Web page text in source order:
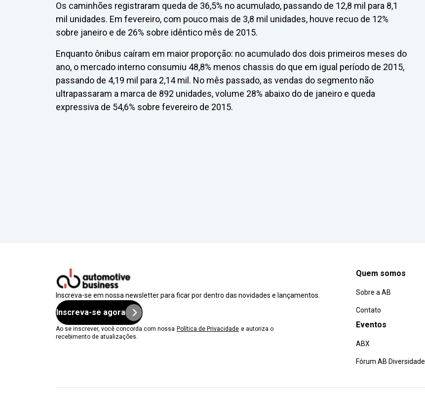
Os caminhões registraram queda de 36,5% no acumulado, passando de 12,8 mil para 8,1
mil unidades. Em fevereiro, com pouco mais de 3,8 mil unidades, houve recuo de 12%
sobre janeiro e de 26% sobre idêntico mês de 2015.
Enquanto ônibus caíram em maior proporção: no acumulado dos dois primeiros meses do
ano, o mercado interno consumiu 48,8% menos chassis do que em igual período de 2015,
passando de 4,19 mil para 2,14 mil. No mês passado, as vendas do segmento não
ultrapassaram a marca de 892 unidades, volume 28% abaixo do de janeiro e queda
expressiva de 54,6% sobre fevereiro de 2015.
Inscreva-se em nossa newsletter para ficar por dentro das novidades e lançamentos.
Inscreva-se agora
Ao se inscrever, você concorda com nossa Política de Privacidade e autoriza o
recebimento de atualizações.
Quem somos
Sobre a AB
Contato
Eventos
ABX
Fórum AB Diversidade